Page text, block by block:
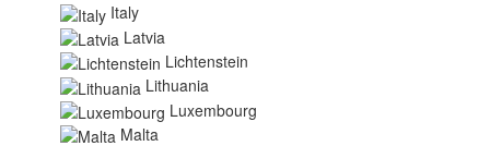
Italy
Latvia
Lichtenstein
Lithuania
Luxembourg
Malta